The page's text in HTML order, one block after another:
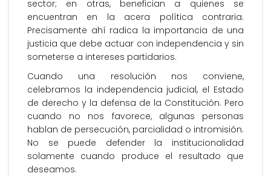
sector; en otras, benefician a quienes se
encuentran en la acera política contraria.
Precisamente ahí radica la importancia de una
justicia que debe actuar con independencia y sin
someterse a intereses partidarios.
Cuando una resolución nos conviene,
celebramos la independencia judicial, el Estado
de derecho y la defensa de la Constitución. Pero
cuando no nos favorece, algunas personas
hablan de persecución, parcialidad o intromisión.
No se puede defender la institucionalidad
solamente cuando produce el resultado que
deseamos.